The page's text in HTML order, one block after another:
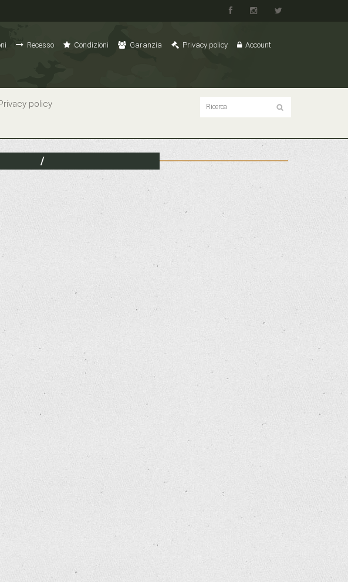
Recesso Condizioni Garanzia Privacy policy
Account
policy
/